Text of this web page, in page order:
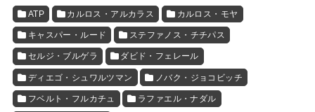
ATP カルロス・アルカラス カルロス・モヤ
キャスパー・ルード ステファノス・チチパス
セルジ・ブルゲラ ダビド・フェレール
ディエゴ・シュワルツマン ノバク・ジョコビッチ
フベルト・フルカチュ ラファエル・ナダル